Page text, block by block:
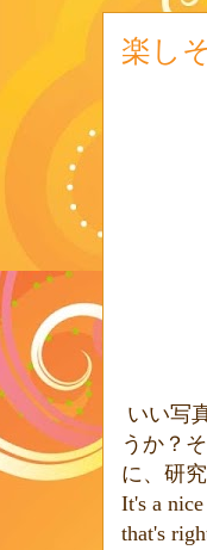
楽し
いい写
うか？
に、研
It's a
that's